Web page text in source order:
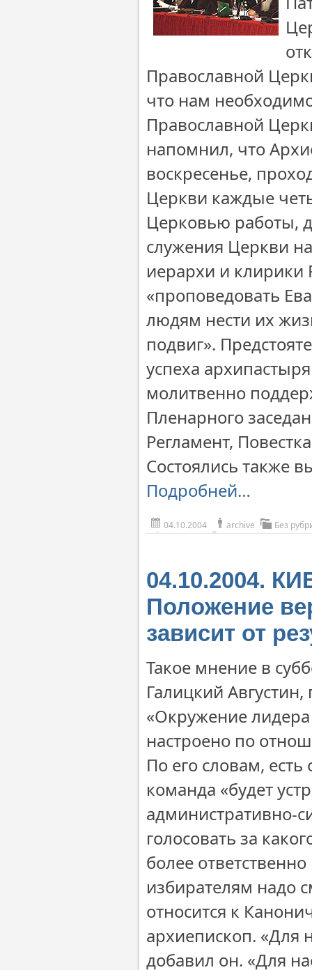
Православной
что нам
Православной
напомнил, что
воскресенье,
Церкви каждые
Церковью работы,
служения Церкви
иерархи и
«проповедовать
людям нести их
подвиг».
успеха
молитвенно
Пленарного
Регламент,
Состоялись также
Подробней…
04.10.2004 archive Без
04.10.2004.
Положение
зависит от
Такое мнение в
Галицкий
«Окружение
настроено по
По его словам,
команда «будет
административно-
голосовать за
более
избирателям надо
относится к
архиепископ. «Для
добавил он. «Для